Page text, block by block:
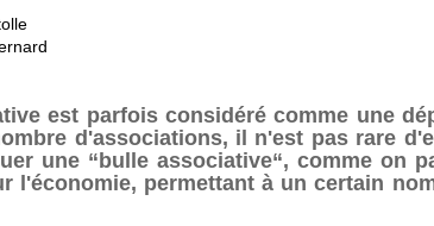
est parfois considéré comme une
d'associations, il n'est pas rare
une “bulle associative“, comme on
l'économie, permettant à un certain